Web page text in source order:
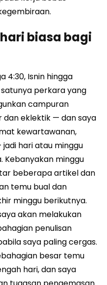
biasa bagi
4:30, Isnin hingga
perkara yang
campuran
dan eklektik — dan saya
kewartawanan,
hari atau minggu
Kebanyakan minggu
beberapa artikel dan
temu bual dan
minggu berikutnya.
akan melakukan
penulisan
saya paling cergas.
besar temu
hari, dan saya